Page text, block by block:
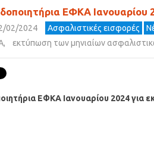
ΕΦΚΑ Ιανουαρίου
02/2024 Ασφαλιστικές εισφορές
, εκτύπωση των μηνιαίων
ΕΦΚΑ Ιανουαρίου 2024